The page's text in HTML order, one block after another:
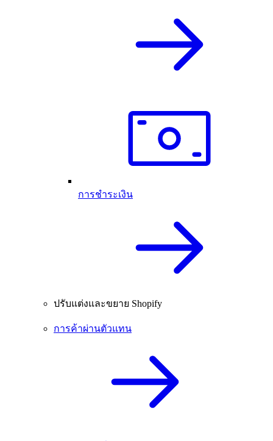
การชำระเงิน
ปรับแต่งและขยาย Shopify
การค้าผ่านตัวแทน